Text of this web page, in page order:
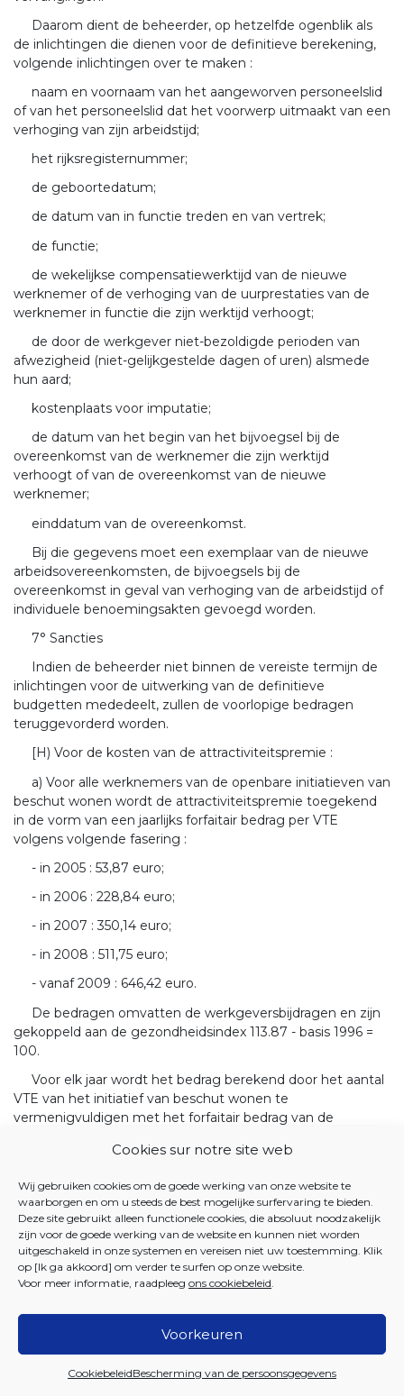
Cookies sur notre site web
Wij gebruiken cookies om de goede werking van onze website te
waarborgen en om u steeds de best mogelijke surfervaring te bieden.
Deze site gebruikt alleen functionele cookies, die absoluut noodzakelijk
zijn voor de goede werking van de website en kunnen niet worden
uitgeschakeld in onze systemen en vereisen niet uw toestemming. Klik
op [Ik ga akkoord] om verder te surfen op onze website.
Voor meer informatie, raadpleeg ons cookiebeleid.
Voorkeuren
CookiebeleidBescherming van de persoonsgegevens
Daarom dient de beheerder, op hetzelfde ogenblik als
de inlichtingen die dienen voor de definitieve berekening,
volgende inlichtingen over te maken :
naam en voornaam van het aangeworven personeelslid
of van het personeelslid dat het voorwerp uitmaakt van een
verhoging van zijn arbeidstijd;
het rijksregisternummer;
de geboortedatum;
de datum van in functie treden en van vertrek;
de functie;
de wekelijkse compensatiewerktijd van de nieuwe
werknemer of de verhoging van de uurprestaties van de
werknemer in functie die zijn werktijd verhoogt;
de door de werkgever niet-bezoldigde perioden van
afwezigheid (niet-gelijkgestelde dagen of uren) alsmede
hun aard;
kostenplaats voor imputatie;
de datum van het begin van het bijvoegsel bij de
overeenkomst van de werknemer die zijn werktijd
verhoogt of van de overeenkomst van de nieuwe
werknemer;
einddatum van de overeenkomst.
Bij die gegevens moet een exemplaar van de nieuwe
arbeidsovereenkomsten, de bijvoegsels bij de
overeenkomst in geval van verhoging van de arbeidstijd of
individuele benoemingsakten gevoegd worden.
7° Sancties
Indien de beheerder niet binnen de vereiste termijn de
inlichtingen voor de uitwerking van de definitieve
budgetten mededeelt, zullen de voorlopige bedragen
teruggevorderd worden.
[H) Voor de kosten van de attractiviteitspremie :
a) Voor alle werknemers van de openbare initiatieven van
beschut wonen wordt de attractiviteitspremie toegekend
in de vorm van een jaarlijks forfaitair bedrag per VTE
volgens volgende fasering :
- in 2005 : 53,87 euro;
- in 2006 : 228,84 euro;
- in 2007 : 350,14 euro;
- in 2008 : 511,75 euro;
- vanaf 2009 : 646,42 euro.
De bedragen omvatten de werkgeversbijdragen en zijn
gekoppeld aan de gezondheidsindex 113.87 - basis 1996 =
100.
Voor elk jaar wordt het bedrag berekend door het aantal
VTE van het initiatief van beschut wonen te
vermenigvuldigen met het forfaitair bedrag van de
beschut wonen wordt de attractiviteitspremie toegekend
in de vorm van een jaarlijks forfaitair bedrag per FTE volgens
volgende fasering :
- in 2006 : 262,61 euro;
- in 2007 : 433 euro;
- vanaf 2009 : 670,66 euro.
De bedragen omvatten de werkgeversbijdragen en zijn